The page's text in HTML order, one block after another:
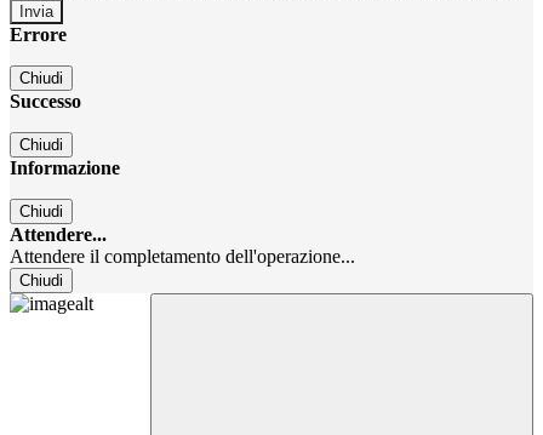
Errore
Chiudi
Successo
Chiudi
Informazione
Chiudi
Attendere...
Attendere il completamento dell'operazione...
Chiudi